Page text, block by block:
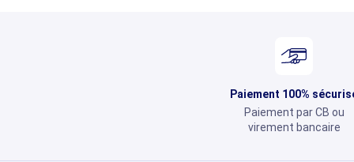
Paiement 100%
Paiement par CB ou
virement bancaire